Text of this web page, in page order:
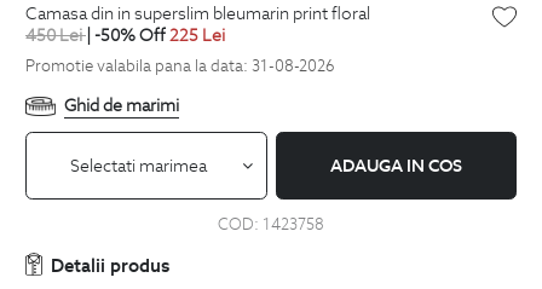
camasa din in superslim bleumarin print floral
450Lei| -50% Off225 Lei
Promotie valabila pana la data: 31-08-2026
Ghid de marimi
Selectati marimea ADAUGA IN COS
COD: 1423758
Detalii produs